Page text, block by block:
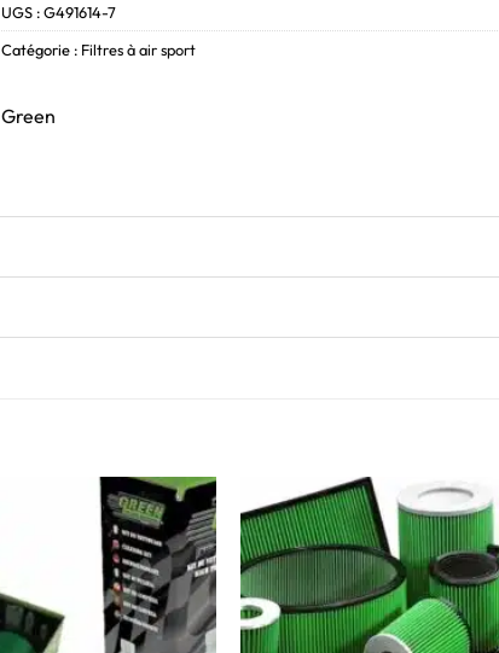
UGS :G491614-7
Catégorie : Filtres à air sport
Green